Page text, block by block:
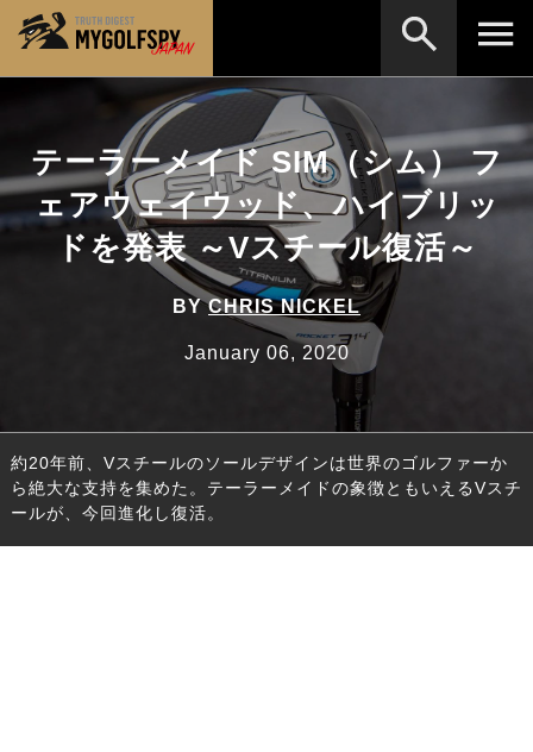
テーラーメイド SIM（シム） フ
ェアウェイウッド、ハイブリッ
ドを発表 ～Vスチール復活～
BYCHRIS NICKEL
January 06, 2020
約20年前、Vスチールのソールデザインは世界のゴルファーか
ら絶大な支持を集めた。テーラーメイドの象徴ともいえるVスチ
ールが、今回進化し復活。
MOST WANTED テストランキング
NEW RELEASES 新製品情報
HOW TO ゴルフ上達・実践テクニック
テスト・データ検証
ゴルフニュース
FAIRWAY WOODS フェアウェイウッド
HYBRIDS ハイブリッド
※メーカー名やクラブ名など、検索したい事柄を入
力してください。
検索